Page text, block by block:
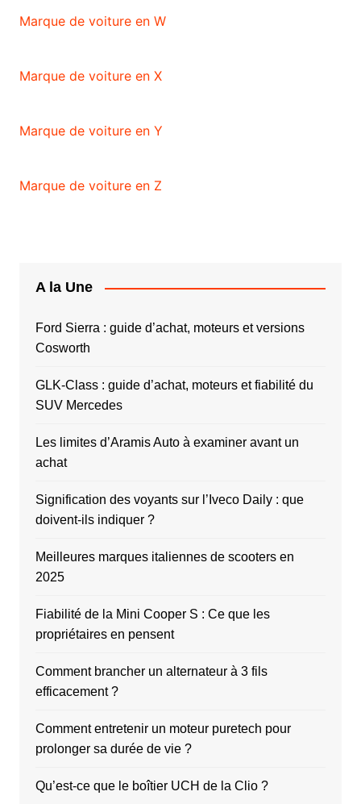
Marque de voiture en W
Marque de voiture en X
Marque de voiture en Y
Marque de voiture en Z
A la Une
Ford Sierra : guide d’achat, moteurs et versions
Cosworth
GLK-Class : guide d’achat, moteurs et fiabilité du
SUV Mercedes
Les limites d’Aramis Auto à examiner avant un
achat
Signification des voyants sur l’Iveco Daily : que
doivent-ils indiquer ?
Meilleures marques italiennes de scooters en
2025
Fiabilité de la Mini Cooper S : Ce que les
propriétaires en pensent
Comment brancher un alternateur à 3 fils
efficacement ?
Comment entretenir un moteur puretech pour
prolonger sa durée de vie ?
Qu’est-ce que le boîtier UCH de la Clio ?